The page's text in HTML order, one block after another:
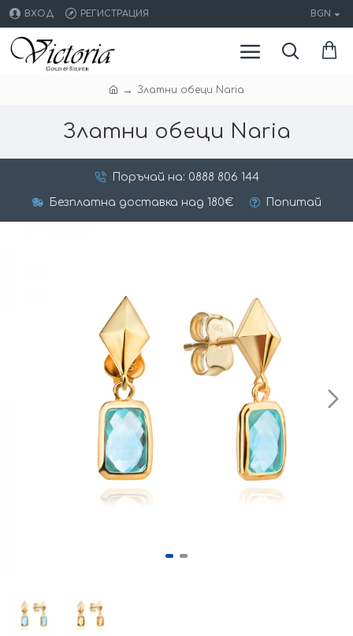
ВХОД РЕГИСТРАЦИЯ BGN
Златни обеци Naria
Златни обеци Naria
Поръчай на: 0888 806 144
Безплатна доставка над 180€ Попитай